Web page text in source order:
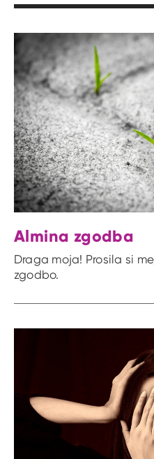
Almina zgodba
Draga moja! Prosila si
zgodbo.